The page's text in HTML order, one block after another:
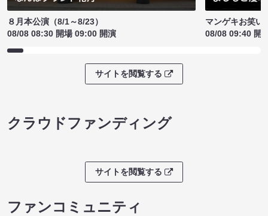
８月本公演（8/1～8/23）
08/08 08:30 開場 09:00 開演
マンゲキお笑い
08/08 09:40 開
サイトを閲覧する
クラウドファンディング
サイトを閲覧する
ファンコミュニティ